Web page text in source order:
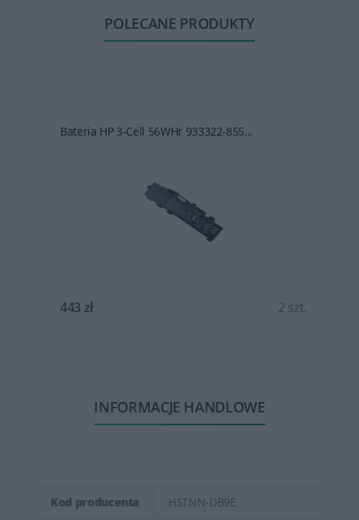
POLECANE PRODUKTY
Bateria HP 3-Cell 56WHr 933322-855...
443 zł 2 szt.
INFORMACJE HANDLOWE
Kod producenta HSTNN-DB9E